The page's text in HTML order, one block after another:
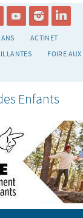
ACTINET
FOIRE
Enfants